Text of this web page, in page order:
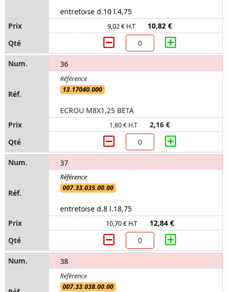
entretoise d.10 l.4,75
9,02 € H.T 10,82 €
36
13.17040.000
ECROU M8X1,25 BETA
1,80 € H.T 2,16 €
37
007.33.035.00.00
entretoise d.8 l.18,75
10,70 € H.T 12,84 €
38
007.33.038.00.00